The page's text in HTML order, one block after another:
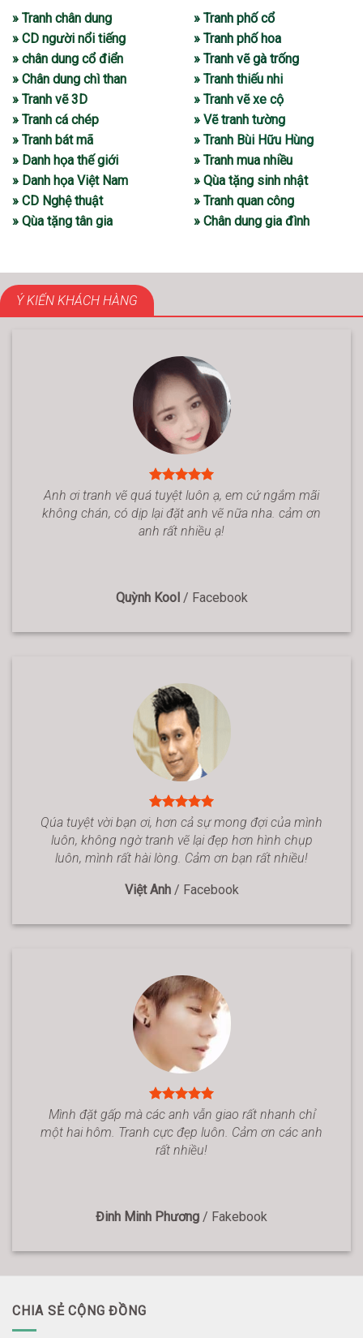
» Tranh chân dung
» CD người nổi tiếng
» chân dung cổ điển
» Chân dung chì than
» Tranh vẽ 3D
» Tranh cá chép
» Tranh bát mã
» Danh họa thế giới
» Danh họa Việt Nam
» CD Nghệ thuật
» Qùa tặng tân gia
» Tranh phố cổ
» Tranh phố hoa
» Tranh vẽ gà trống
» Tranh thiếu nhi
» Tranh vẽ xe cộ
» Vẽ tranh tường
» Tranh Bùi Hữu Hùng
» Tranh mua nhiều
» Qùa tặng sinh nhật
» Tranh quan công
» Chân dung gia đình
Ý KIẾN KHÁCH HÀNG
Anh ơi tranh vẽ quá tuyệt luôn ạ, em cứ ngắm mãi
không chán, có dịp lại đặt anh vẽ nữa nha. cảm ơn
anh rất nhiều ạ!
Quỳnh Kool / Facebook
Qúa tuyệt vời bạn ơi, hơn cả sự mong đợi của mình
luôn, không ngờ tranh vẽ lại đẹp hơn hình chụp
luôn, mình rất hài lòng. Cảm ơn bạn rất nhiều!
Việt Anh / Facebook
Mình đặt gấp mà các anh vẫn giao rất nhanh chỉ
một hai hôm. Tranh cực đẹp luôn. Cảm ơn các anh
rất nhiều!
Đinh Minh Phương / Fakebook
CHIA SẺ CỘNG ĐỒNG